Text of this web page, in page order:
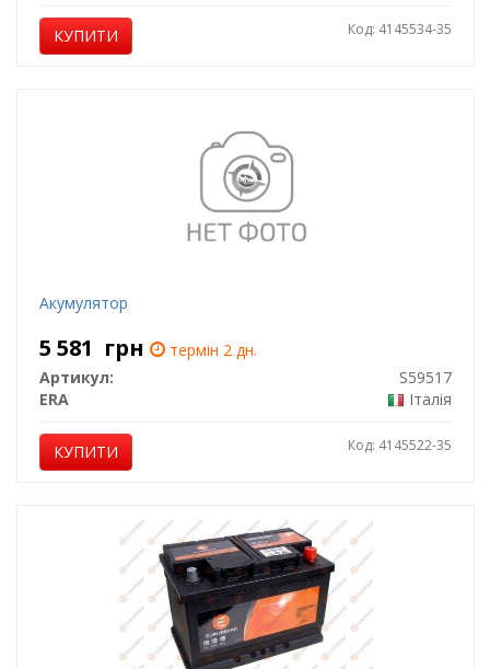
КУПИТИ Код: 4145534-35
Акумулятор
5 581 грн
термін 2 дн.
Артикул:
S59517
ERA
Італія
КУПИТИ Код: 4145522-35